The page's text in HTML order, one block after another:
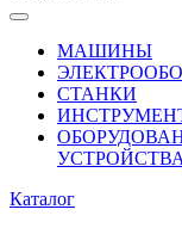
МАШИНЫ
СТАНКИ
УСТРОЙСТВА
Каталог